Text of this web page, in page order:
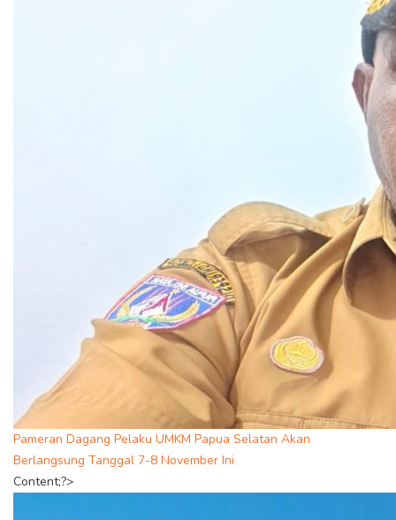
Pameran Dagang Pelaku UMKM Papua Selatan Akan
Berlangsung Tanggal 7-8 November Ini
Content;?>